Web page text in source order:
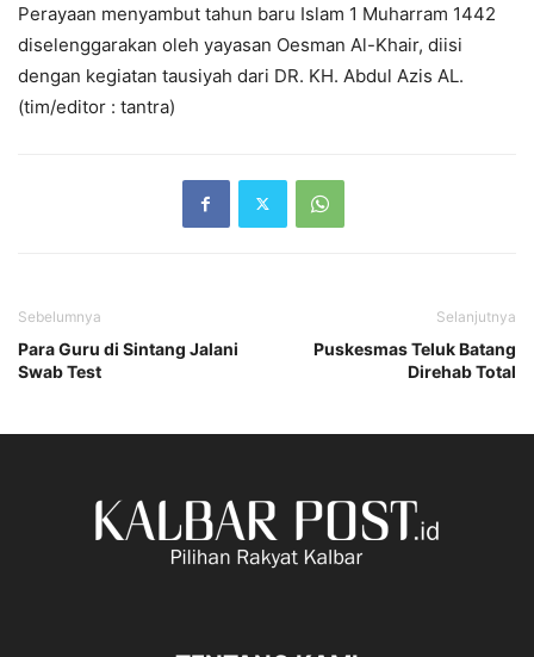
Perayaan menyambut tahun baru Islam 1 Muharram 1442
diselenggarakan oleh yayasan Oesman Al-Khair, diisi
dengan kegiatan tausiyah dari DR. KH. Abdul Azis AL.
(tim/editor : tantra)
Sebelumnya
Para Guru di Sintang Jalani
Swab Test
Selanjutnya
Puskesmas Teluk Batang
Direhab Total